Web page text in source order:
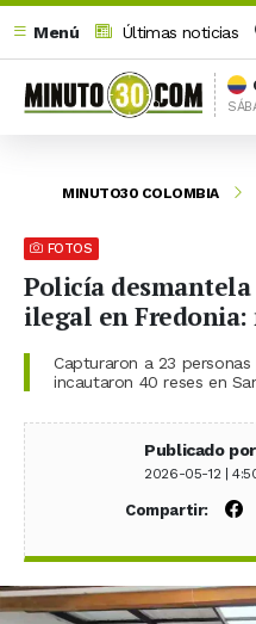
Menú
Últimas noticias
MINUTO30 COLOMBIA
FOTOS
Policía
ilegal en Fredonia:
Capturaron a 23
incautaron 40 reses en
Publicado
2026-05-12 |
Compartir: